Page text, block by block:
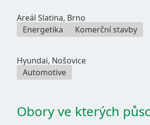
Areál Slatina, Brno
Energetika
Komerční stavby
Hyundai, Nošovice
Automotive
Obory ve kterých